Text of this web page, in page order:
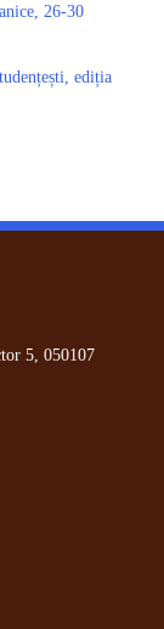
26-30
ediția
5, 050107